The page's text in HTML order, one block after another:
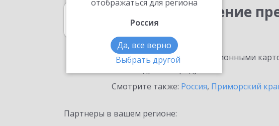
отображаться для региона
Россия
Да, все верно
Выбрать другой
1С:ERP Управление
в Находке
Ознакомьтесь с информационными
Смотрите также: Россия, Приморский
Партнеры в вашем регионе: